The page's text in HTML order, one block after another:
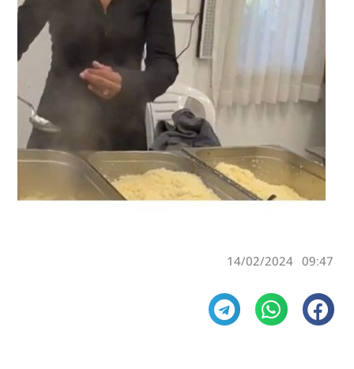
09:47
14/02/2024